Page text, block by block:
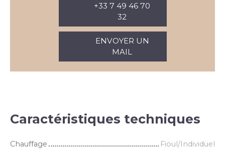
+33 7 49 46 70
32
ENVOYER UN
MAIL
Caractéristiques techniques
Chauffage
Fioul/Individuel